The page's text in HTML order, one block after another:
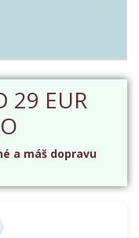
29 EUR
a máš dopravu